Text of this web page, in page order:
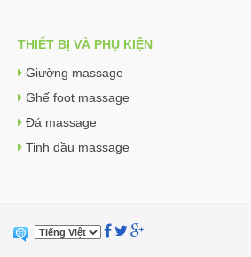
THIẾT BỊ VÀ PHỤ KIỆN
Giường massage
Ghế foot massage
Đá massage
Tinh dầu massage